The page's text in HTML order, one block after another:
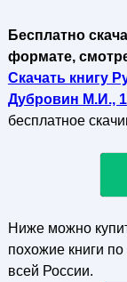
Бесплатно
формате,
Скачать книгу
Дубровин М.И.,
бесплатное
Ниже можно
похожие книги
всей России.